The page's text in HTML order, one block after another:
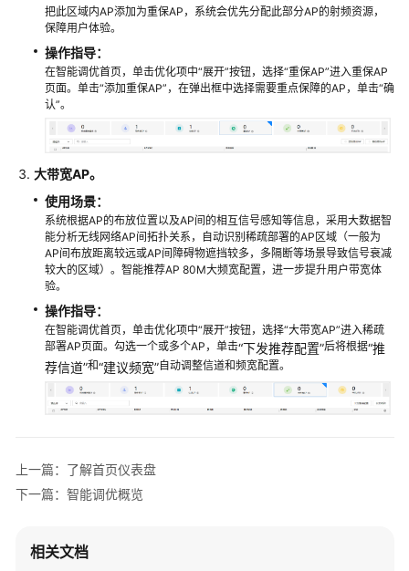
产
品
介
绍
务
通
网
络
规
划
网
络
部
运
用
把此区域内AP添加为重保AP，系统会优先分配此部分AP的射频资源，
保障用户体验。
操作指导：
在智能调优首页，单击优化项中“展开”按钮，选择“重保AP”进入重保AP
页面。单击“添加重保AP”，在弹出框中选择需要重点保障的AP，单击“确
认”。
大带宽AP。
使用场景：
系统根据AP的布放位置以及AP间的相互信号感知等信息，采用大数据智
能分析无线网络AP间拓扑关系，自动识别稀疏部署的AP区域（一般为
AP间布放距离较远或AP间障碍物遮挡较多，多隔断等场景导致信号衰减
较大的区域）。智能推荐AP 80M大频宽配置，进一步提升用户带宽体
验。
操作指导：
在智能调优首页，单击优化项中“展开”按钮，选择“大带宽AP”进入稀疏
部署AP页面。勾选一个或多个AP，单击“下发推荐配置”后将根据“推
荐信道”和“建议频宽”自动调整信道和频宽配置。
上一篇：了解首页仪表盘
下一篇：智能调优概览
相关文档